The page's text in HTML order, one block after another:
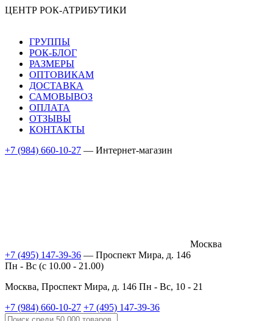
ЦЕНТР РОК-АТРИБУТИКИ
ГРУППЫ
РОК-БЛОГ
РАЗМЕРЫ
ОПТОВИКАМ
ДОСТАВКА
САМОВЫВОЗ
ОПЛАТА
ОТЗЫВЫ
КОНТАКТЫ
+7 (984) 660-10-27 — Интернет-магазин
Москва
+7 (495) 147-39-36 — Проспект Мира, д. 146
Пн - Вс (c 10.00 - 21.00)
Москва, Проспект Мира, д. 146 Пн - Вс, 10 - 21
+7 (984) 660-10-27 +7 (495) 147-39-36